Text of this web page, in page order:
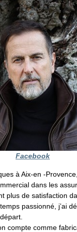
Facebook
à Aix-en -
dans les
plus de satisfaction
passionné, j’ai
compte comme